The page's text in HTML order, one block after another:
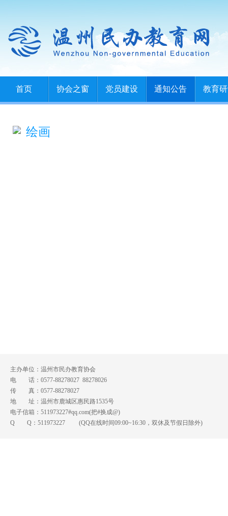
首页 协会之窗 党员建设 通知公告 教育
绘画
主办单位：温州市民办教育协会
电 话：0577-88278027 88278026
传 真：0577-88278027
地 址：温州市鹿城区惠民路1535号
电子信箱：511973227#qq.com(把#换成@)
Q Q： 511973227 (QQ在线时间09:00~16:30，双休及节假日除外)